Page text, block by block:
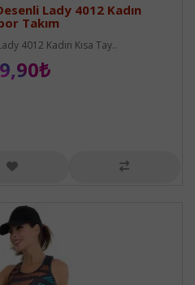
Lady 4012 Kadın
Takım
4012 Kadın Kısa Tay..